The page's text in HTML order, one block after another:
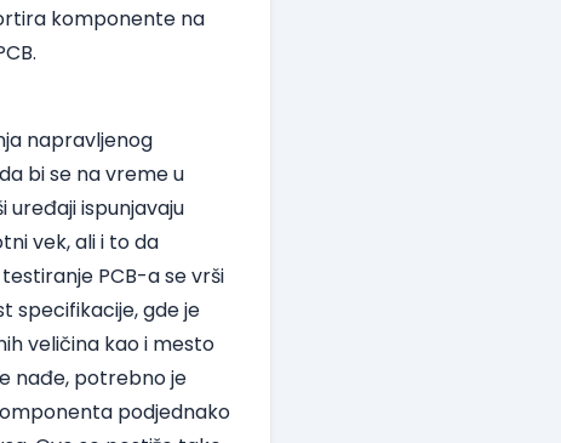
komponente na
napravljenog
bi se na vreme u
ispunjavaju
vek, ali i to da
PCB-a se vrši
specifikacije, gde je
veličina kao i mesto
nađe, potrebno je
podjednako